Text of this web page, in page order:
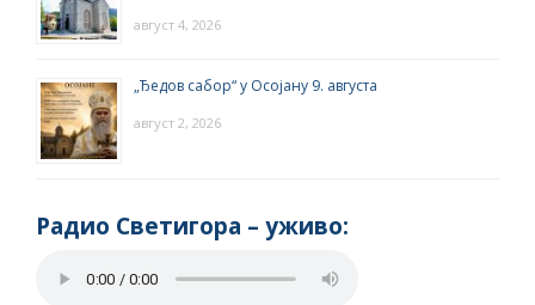
август 4, 2026
„Ђедов сабор“ у Осојану 9. августа
август 2, 2026
Радио Светигора – yживо: